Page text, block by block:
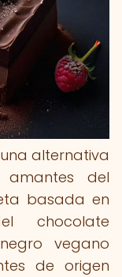
alternativa
del
basada en
chocolate
vegano
de origen